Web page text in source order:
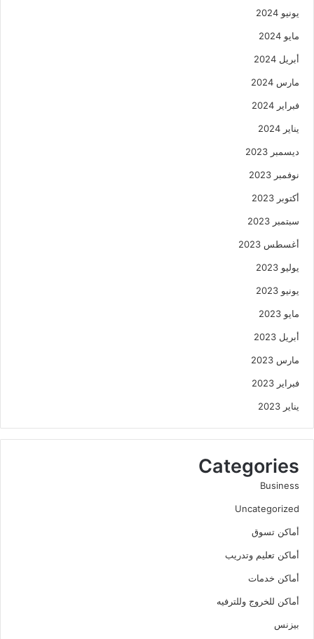
يونيو 2024
مايو 2024
أبريل 2024
مارس 2024
فبراير 2024
يناير 2024
ديسمبر 2023
نوفمبر 2023
أكتوبر 2023
سبتمبر 2023
أغسطس 2023
يوليو 2023
يونيو 2023
مايو 2023
أبريل 2023
مارس 2023
فبراير 2023
يناير 2023
Categories
Business
Uncategorized
أماكن تسوق
أماكن تعليم وتدريب
أماكن خدمات
أماكن للخروج وللترفيه
بيزنس